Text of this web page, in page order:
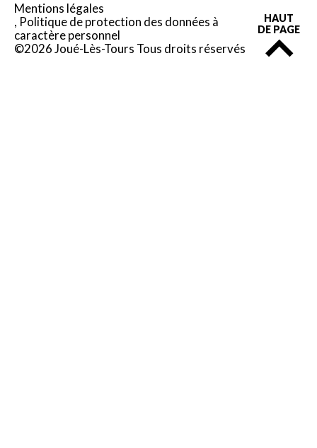
Mentions légales
Politique de protection des données à
caractère personnel
©2026 Joué-Lès-Tours Tous droits réservés
HAUT
DE PAGE